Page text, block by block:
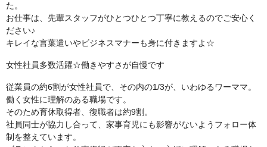
た。
お仕事は、先輩スタッフがひとつひとつ丁寧に教えるのでご安心く
ださい♪
キレイな言葉遣いやビジネスマナーも身に付きますよ☆
女性社員多数活躍☆働きやすさが自慢です
従業員の約6割が女性社員で、その内の1/3が、いわゆるワーママ。
働く女性に理解のある職場です。
そのため育休取得者、復職者は約9割。
社員同士が協力し合って、家事育児にも影響がないようフォロー体
制を整えています。